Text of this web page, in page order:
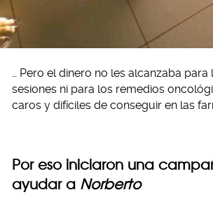
… Pero el dinero no les alcanzaba para
sesiones ni para los remedios
caros y difíciles de conseguir en las
Por eso iniciaron una
ayudar a Norberto